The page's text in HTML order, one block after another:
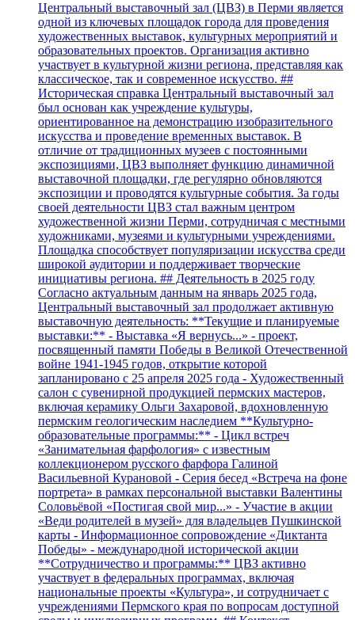
Центральный выставочный зал (ЦВЗ) в Перми является
одной из ключевых площадок города для проведения
художественных выставок, культурных мероприятий и
образовательных проектов. Организация активно
участвует в культурной жизни региона, представляя как
классическое, так и современное искусство. ##
Историческая справка Центральный выставочный зал
был основан как учреждение культуры,
ориентированное на демонстрацию изобразительного
искусства и проведение временных выставок. В
отличие от традиционных музеев с постоянными
экспозициями, ЦВЗ выполняет функцию динамичной
выставочной площадки, где регулярно обновляются
экспозиции и проводятся культурные события. За годы
своей деятельности ЦВЗ стал важным центром
художественной жизни Перми, сотрудничая с местными
художниками, музеями и культурными учреждениями.
Площадка способствует популяризации искусства среди
широкой аудитории и поддерживает творческие
инициативы региона. ## Деятельность в 2025 году
Согласно актуальным данным на январь 2025 года,
Центральный выставочный зал продолжает активную
выставочную деятельность: **Текущие и планируемые
выставки:** - Выставка «Я вернусь...» - проект,
посвященный памяти Победы в Великой Отечественной
войне 1941-1945 годов, открытие которой
запланировано с 25 апреля 2025 года - Художественный
салон с сувенирной продукцией пермских мастеров,
включая керамику Ольги Захаровой, вдохновленную
пермским геологическим наследием **Культурно-
образовательные программы:** - Цикл встреч
«Занимательная фарфология» с известным
коллекционером русского фарфора Галиной
Васильевной Курановой - Серия бесед «Встреча на фоне
портрета» в рамках персональной выставки Валентины
Соловьёвой «Постигая свой мир...» - Участие в акции
«Веди родителей в музей» для владельцев Пушкинской
карты - Информационное сопровождение «Диктанта
Победы» - международной исторической акции
**Сотрудничество и программы:** ЦВЗ активно
участвует в федеральных программах, включая
национальные проекты «Культура», и сотрудничает с
учреждениями Пермского края по вопросам доступной